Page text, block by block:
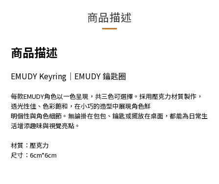
商品描述
商品描述
EMUDY Keyring｜EMUDY 鑰匙圈
每款EMUDY角色以一色呈現，共三色可選擇。採用壓克力材質製作，
透光性佳、色彩飽和，在小巧的造型中展現角色鮮
明個性與角色細節。無論掛在包包、鑰匙或擺放在桌面，都能為日常生
活增添趣味與視覺亮點。
材質：壓克力
尺寸：6cm*6cm